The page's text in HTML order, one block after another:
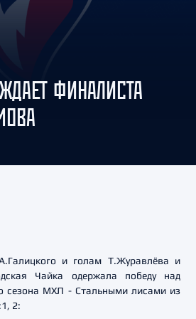
ФИНАЛИСТА
и голам Т.Журавлёва и
Чайка одержала победу над
сезона МХЛ - Стальными лисами из
2: